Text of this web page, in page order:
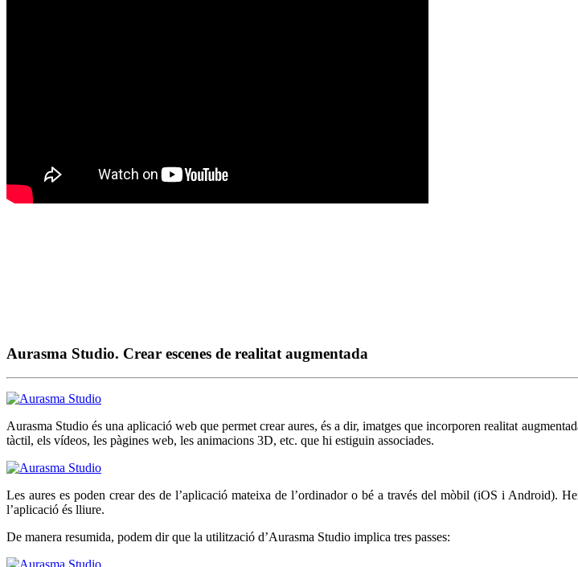
Aurasma Studio. Crear escenes de realitat augmentada
Aurasma Studio és una aplicació web que permet crear aures, és a dir, imatges que incorporen realitat
tàctil, els vídeos, les pàgines web, les animacions 3D, etc. que hi estiguin associades.
Les aures es poden crear des de l’aplicació mateixa de l’ordinador o bé a través del mòbil (iOS i Android).
l’aplicació és lliure.
De manera resumida, podem dir que la utilització d’Aurasma Studio implica tres passes: